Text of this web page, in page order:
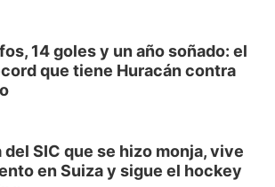
14 goles y un año soñado: el
que tiene Huracán contra
del SIC que se hizo monja, vive
en Suiza y sigue el hockey